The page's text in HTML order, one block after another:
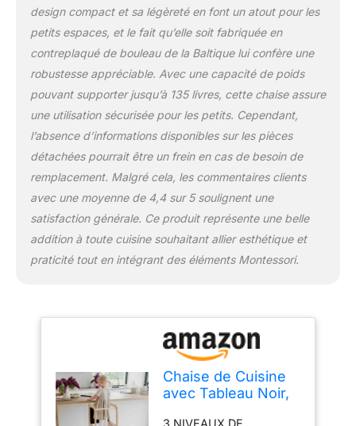
MOMENTS DE QUALITÉ
ENSEMBLE :
Transformez les tâches
quotidiennes comme la
préparation du dîner ou
la vaisselle en moments
de partage. Cette tour
pour enfants améliore la
résolution de problèmes,
encourage le jeu libre et
renforce la confiance en
soi SÉCURITÉ AVANT
TOUT : Avec la solide
tour de cuisine
Montessori pour tout-
petit, vous pouvez vous
style Montessori ou
Waldorf. La tour
d'observation pour
enfants est fabriquée
design compact et sa légèreté en font un atout pour les
petits espaces, et le fait qu’elle soit fabriquée en
contreplaqué de bouleau de la Baltique lui confère une
robustesse appréciable. Avec une capacité de poids
pouvant supporter jusqu’à 135 livres, cette chaise assure
une utilisation sécurisée pour les petits. Cependant,
l’absence d’informations disponibles sur les pièces
détachées pourrait être un frein en cas de besoin de
remplacement. Malgré cela, les commentaires clients
avec une moyenne de 4,4 sur 5 soulignent une
satisfaction générale. Ce produit représente une belle
addition à toute cuisine souhaitant allier esthétique et
praticité tout en intégrant des éléments Montessori.
Chaise de Cuisine
avec Tableau Noir,